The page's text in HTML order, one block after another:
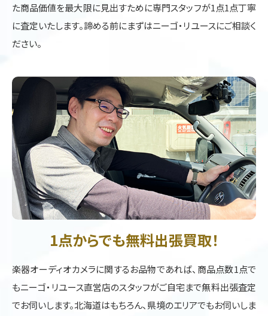
た商品価値を最大限に見出すために専門スタッフが1点1点丁寧
に査定いたします。諦める前にまずはニーゴ・リユースにご相談く
ださい。
1点からでも無料出張買取！
楽器オーディオカメラに関するお品物であれば、商品点数1点で
もニーゴ・リユース直営店のスタッフがご自宅まで無料出張査定
でお伺いします。北海道はもちろん、県境のエリアでもお伺いしま